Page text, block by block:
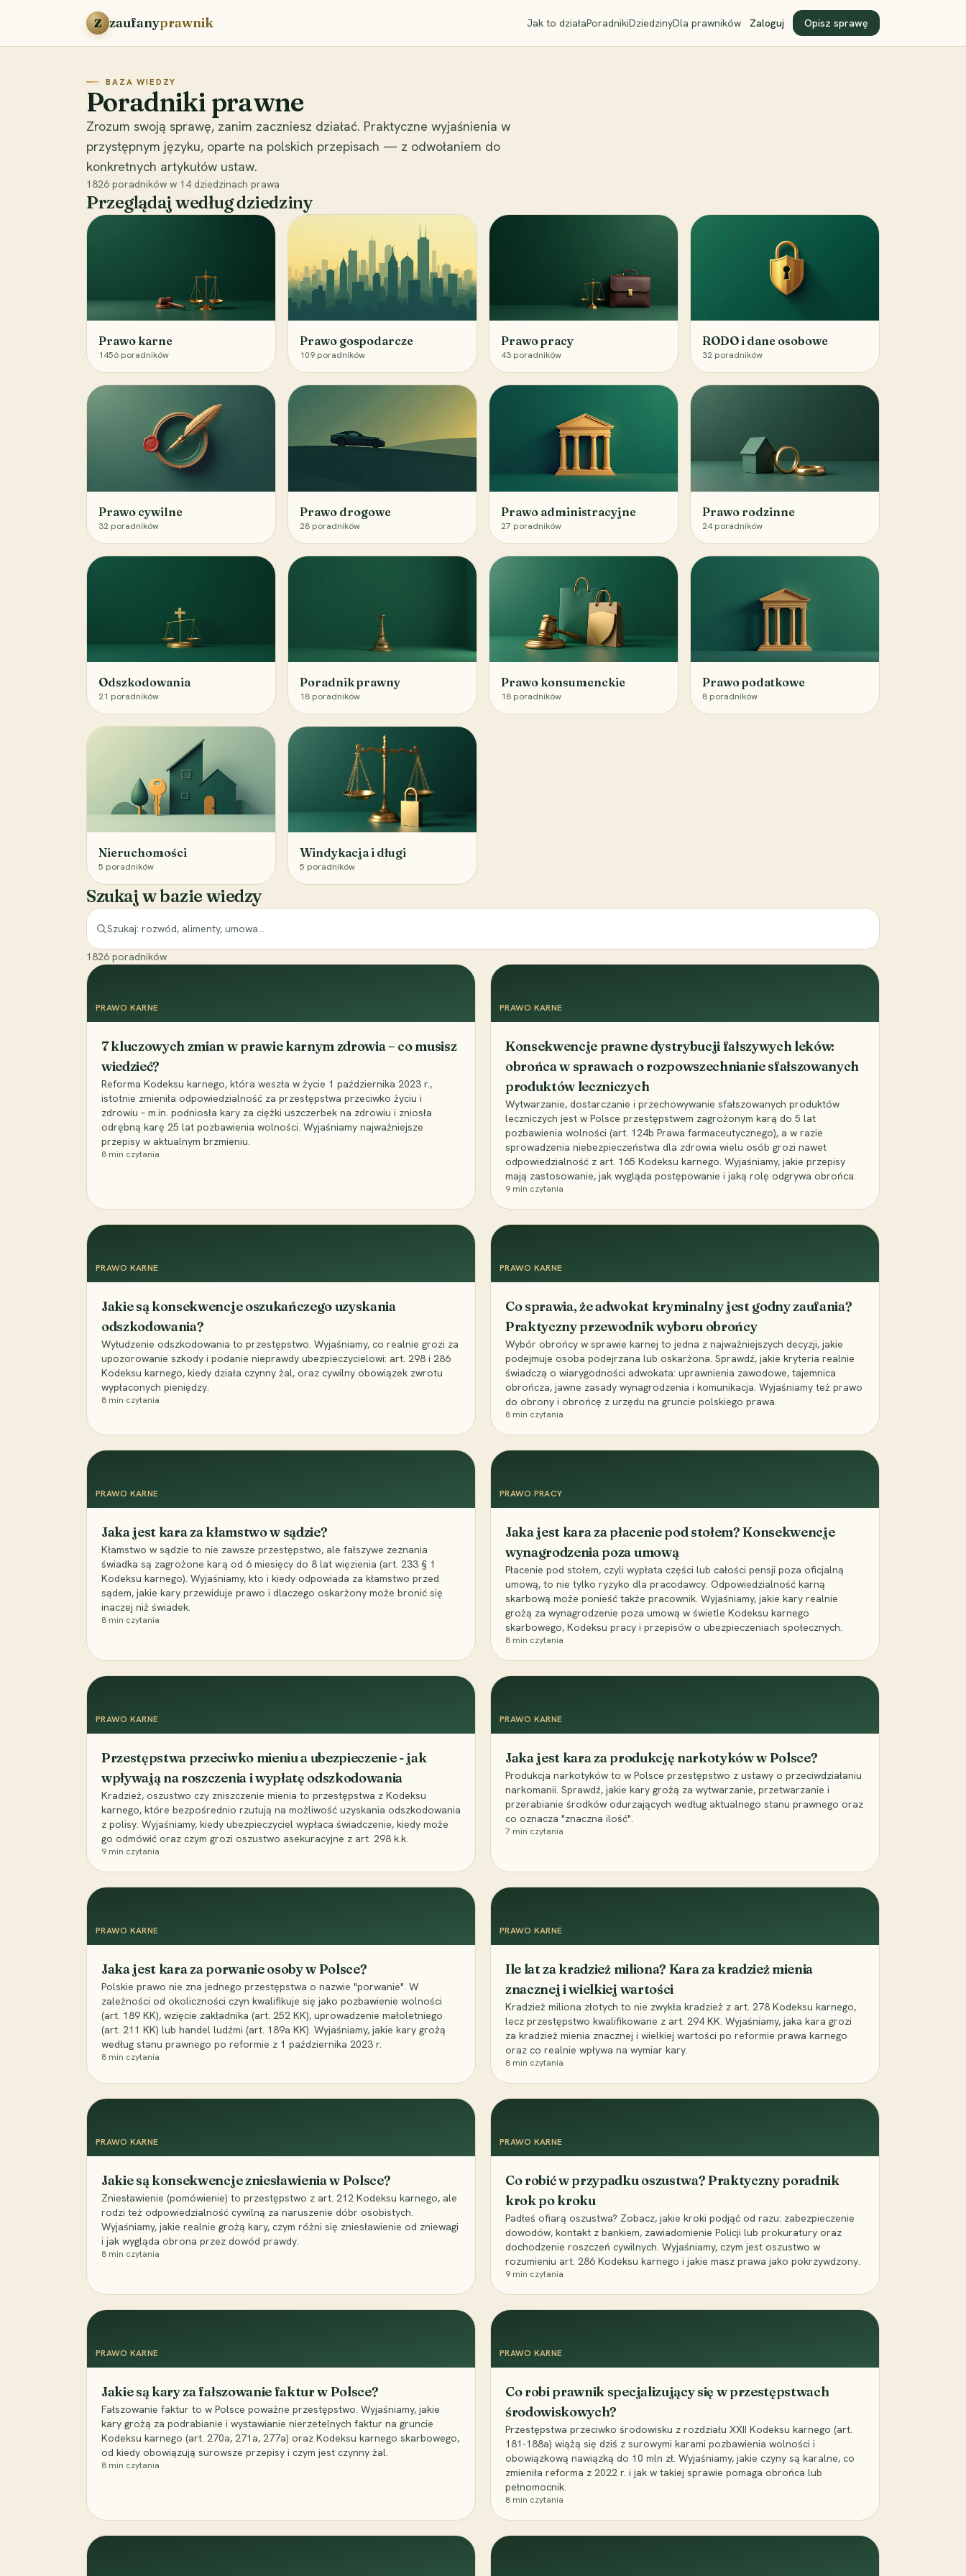
Przejdź do treści
Z zaufanyprawnik Jak to działaPoradnikiDziedzinyDla prawników Zaloguj Opisz sprawę
BAZA WIEDZY
Poradniki prawne
Zrozum swoją sprawę, zanim zaczniesz działać. Praktyczne wyjaśnienia w
przystępnym języku, oparte na polskich przepisach — z odwołaniem do
konkretnych artykułów ustaw.
1826 poradników w 14 dziedzinach prawa
Przeglądaj według dziedziny
Prawo karne
1456 poradników
Prawo gospodarcze
109 poradników
Prawo pracy
43 poradników
RODO i dane osobowe
32 poradników
Prawo cywilne
32 poradników
Prawo drogowe
28 poradników
Prawo administracyjne
27 poradników
Prawo rodzinne
24 poradników
Odszkodowania
21 poradników
Poradnik prawny
18 poradników
Prawo konsumenckie
18 poradników
Prawo podatkowe
8 poradników
Nieruchomości
5 poradników
Windykacja i długi
5 poradników
Szukaj w bazie wiedzy
1826 poradników
PRAWO KARNE
7 kluczowych zmian w prawie karnym zdrowia – co musisz
wiedzieć?
Reforma Kodeksu karnego, która weszła w życie 1 października 2023 r.,
istotnie zmieniła odpowiedzialność za przestępstwa przeciwko życiu i
zdrowiu – m.in. podniosła kary za ciężki uszczerbek na zdrowiu i zniosła
odrębną karę 25 lat pozbawienia wolności. Wyjaśniamy najważniejsze
przepisy w aktualnym brzmieniu.
8 min czytania
PRAWO KARNE
Konsekwencje prawne dystrybucji fałszywych leków:
obrońca w sprawach o rozpowszechnianie sfałszowanych
produktów leczniczych
Wytwarzanie, dostarczanie i przechowywanie sfałszowanych produktów
leczniczych jest w Polsce przestępstwem zagrożonym karą do 5 lat
pozbawienia wolności (art. 124b Prawa farmaceutycznego), a w razie
sprowadzenia niebezpieczeństwa dla zdrowia wielu osób grozi nawet
odpowiedzialność z art. 165 Kodeksu karnego. Wyjaśniamy, jakie przepisy
mają zastosowanie, jak wygląda postępowanie i jaką rolę odgrywa obrońca.
9 min czytania
PRAWO KARNE
Jakie są konsekwencje oszukańczego uzyskania
odszkodowania?
Wyłudzenie odszkodowania to przestępstwo. Wyjaśniamy, co realnie grozi za
upozorowanie szkody i podanie nieprawdy ubezpieczycielowi: art. 298 i 286
Kodeksu karnego, kiedy działa czynny żal, oraz cywilny obowiązek zwrotu
wypłaconych pieniędzy.
8 min czytania
PRAWO KARNE
Co sprawia, że adwokat kryminalny jest godny zaufania?
Praktyczny przewodnik wyboru obrońcy
Wybór obrońcy w sprawie karnej to jedna z najważniejszych decyzji, jakie
podejmuje osoba podejrzana lub oskarżona. Sprawdź, jakie kryteria realnie
świadczą o wiarygodności adwokata: uprawnienia zawodowe, tajemnica
obrończa, jawne zasady wynagrodzenia i komunikacja. Wyjaśniamy też prawo
do obrony i obrońcę z urzędu na gruncie polskiego prawa.
8 min czytania
PRAWO KARNE
Jaka jest kara za kłamstwo w sądzie?
Kłamstwo w sądzie to nie zawsze przestępstwo, ale fałszywe zeznania
świadka są zagrożone karą od 6 miesięcy do 8 lat więzienia (art. 233 § 1
Kodeksu karnego). Wyjaśniamy, kto i kiedy odpowiada za kłamstwo przed
sądem, jakie kary przewiduje prawo i dlaczego oskarżony może bronić się
inaczej niż świadek.
8 min czytania
PRAWO PRACY
Jaka jest kara za płacenie pod stołem? Konsekwencje
wynagrodzenia poza umową
Płacenie pod stołem, czyli wypłata części lub całości pensji poza oficjalną
umową, to nie tylko ryzyko dla pracodawcy. Odpowiedzialność karną
skarbową może ponieść także pracownik. Wyjaśniamy, jakie kary realnie
grożą za wynagrodzenie poza umową w świetle Kodeksu karnego
skarbowego, Kodeksu pracy i przepisów o ubezpieczeniach społecznych.
8 min czytania
PRAWO KARNE
Przestępstwa przeciwko mieniu a ubezpieczenie - jak
wpływają na roszczenia i wypłatę odszkodowania
Kradzież, oszustwo czy zniszczenie mienia to przestępstwa z Kodeksu
karnego, które bezpośrednio rzutują na możliwość uzyskania odszkodowania
z polisy. Wyjaśniamy, kiedy ubezpieczyciel wypłaca świadczenie, kiedy może
go odmówić oraz czym grozi oszustwo asekuracyjne z art. 298 k.k.
9 min czytania
PRAWO KARNE
Jaka jest kara za produkcję narkotyków w Polsce?
Produkcja narkotyków to w Polsce przestępstwo z ustawy o przeciwdziałaniu
narkomanii. Sprawdź, jakie kary grożą za wytwarzanie, przetwarzanie i
przerabianie środków odurzających według aktualnego stanu prawnego oraz
co oznacza "znaczna ilość".
7 min czytania
PRAWO KARNE
Jaka jest kara za porwanie osoby w Polsce?
Polskie prawo nie zna jednego przestępstwa o nazwie "porwanie". W
zależności od okoliczności czyn kwalifikuje się jako pozbawienie wolności
(art. 189 KK), wzięcie zakładnika (art. 252 KK), uprowadzenie małoletniego
(art. 211 KK) lub handel ludźmi (art. 189a KK). Wyjaśniamy, jakie kary grożą
według stanu prawnego po reformie z 1 października 2023 r.
8 min czytania
PRAWO KARNE
Ile lat za kradzież miliona? Kara za kradzież mienia
znacznej i wielkiej wartości
Kradzież miliona złotych to nie zwykła kradzież z art. 278 Kodeksu karnego,
lecz przestępstwo kwalifikowane z art. 294 KK. Wyjaśniamy, jaka kara grozi
za kradzież mienia znacznej i wielkiej wartości po reformie prawa karnego
oraz co realnie wpływa na wymiar kary.
8 min czytania
PRAWO KARNE
Jakie są konsekwencje zniesławienia w Polsce?
Zniesławienie (pomówienie) to przestępstwo z art. 212 Kodeksu karnego, ale
rodzi też odpowiedzialność cywilną za naruszenie dóbr osobistych.
Wyjaśniamy, jakie realnie grożą kary, czym różni się zniesławienie od zniewagi
i jak wygląda obrona przez dowód prawdy.
8 min czytania
PRAWO KARNE
Co robić w przypadku oszustwa? Praktyczny poradnik
krok po kroku
Padłeś ofiarą oszustwa? Zobacz, jakie kroki podjąć od razu: zabezpieczenie
dowodów, kontakt z bankiem, zawiadomienie Policji lub prokuratury oraz
dochodzenie roszczeń cywilnych. Wyjaśniamy, czym jest oszustwo w
rozumieniu art. 286 Kodeksu karnego i jakie masz prawa jako pokrzywdzony.
9 min czytania
PRAWO KARNE
Jakie są kary za fałszowanie faktur w Polsce?
Fałszowanie faktur to w Polsce poważne przestępstwo. Wyjaśniamy, jakie
kary grożą za podrabianie i wystawianie nierzetelnych faktur na gruncie
Kodeksu karnego (art. 270a, 271a, 277a) oraz Kodeksu karnego skarbowego,
od kiedy obowiązują surowsze przepisy i czym jest czynny żal.
8 min czytania
PRAWO KARNE
Co robi prawnik specjalizujący się w przestępstwach
środowiskowych?
Przestępstwa przeciwko środowisku z rozdziału XXII Kodeksu karnego (art.
181-188a) wiążą się dziś z surowymi karami pozbawienia wolności i
obowiązkową nawiązką do 10 mln zł. Wyjaśniamy, jakie czyny są karalne, co
zmieniła reforma z 2022 r. i jak w takiej sprawie pomaga obrońca lub
pełnomocnik.
8 min czytania